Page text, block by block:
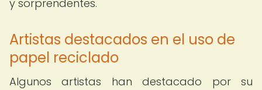
y sorprendentes.
Artistas destacados en el uso de
papel reciclado
Algunos artistas han destacado por su